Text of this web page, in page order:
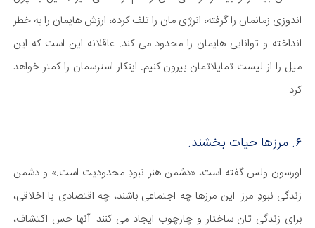
اندوزی زمانمان را گرفته، انرژی مان را تلف کرده، ارزش هایمان را به خطر
انداخته و توانایی هایمان را محدود می کند. عاقلانه این است که این
میل را از لیست تمایلاتمان بیرون کنیم. اینکار استرسمان را کمتر خواهد
کرد.
۶. مرزها حیات بخشند.
اورسون ولس گفته است، «دشمن هنر نبودِ محدودیت است.» و دشمن
زندگی نبودِ مرز. این مرزها چه اجتماعی باشند، چه اقتصادی یا اخلاقی،
برای زندگی تان ساختار و چارچوب ایجاد می کنند. آنها حس اکتشاف،